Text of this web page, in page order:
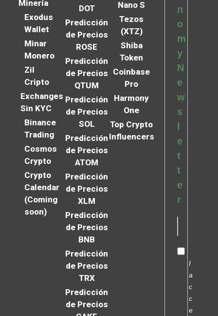
Minería
Exodus
Wallet
Minar
Monero
Zil
Cripto
Exchanges
Sin KYC
Binance
Trading
Cosmos
Crypto
Crypto
Calendar
(Coming
soon)
DOT
Predicción
de Precios
ROSE
Predicción
de Precios
QTUM
Predicción
de Precios
SOL
Predicción
de Precios
ATOM
Predicción
de Precios
XLM
Predicción
de Precios
BNB
Predicción
de Precios
TRX
Predicción
de Precios
Nano S
Tezos
(XTZ)
Shiba
Token
Coinbase
Pro
Harmony
One
Top Crypto
Influencers
n
o
m
y
N
e
w
s
e
t
t
e
r
I
a
c
c
e